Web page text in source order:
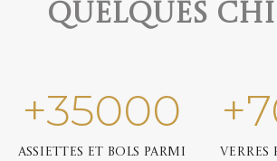
quelques
+35000
Assiettes et bols parmi
+
Verres